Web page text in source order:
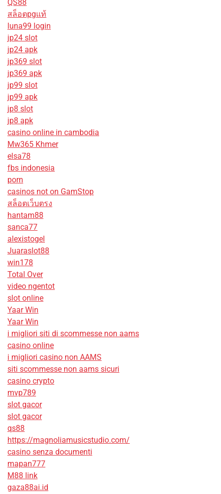
QS88
สล็อตpgแท้
luna99 login
jp24 slot
jp24 apk
jp369 slot
jp369 apk
jp99 slot
jp99 apk
jp8 slot
jp8 apk
casino online in cambodia
Mw365 Khmer
elsa78
fbs indonesia
porn
casinos not on GamStop
สล็อตเว็บตรง
hantam88
sanca77
alexistogel
Juaraslot88
win178
Total Over
video ngentot
slot online
Yaar Win
Yaar Win
i migliori siti di scommesse non aams
casino online
i migliori casino non AAMS
siti scommesse non aams sicuri
casino crypto
mvp789
slot gacor
slot gacor
qs88
https://magnoliamusicstudio.com/
casino senza documenti
mapan777
M88 link
gaza88ai.id